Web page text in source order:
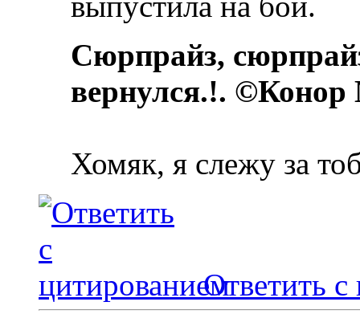
Сюрпрайз,
вернулся.!.
Хомяк, я слежу за
Ответить с